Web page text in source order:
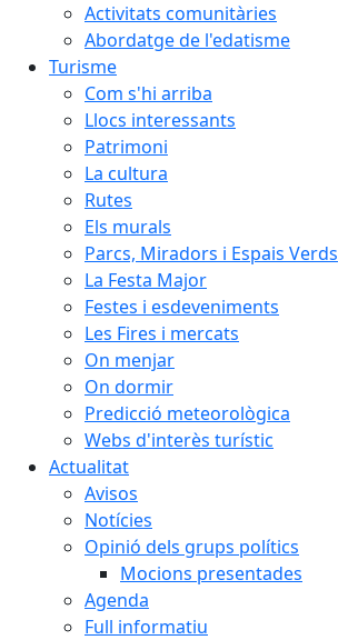
Activitats comunitàries
Abordatge de l'edatisme
Turisme
Com s'hi arriba
Llocs interessants
Patrimoni
La cultura
Rutes
Els murals
Parcs, Miradors i Espais Verds
La Festa Major
Festes i esdeveniments
Les Fires i mercats
On menjar
On dormir
Predicció meteorològica
Webs d'interès turístic
Actualitat
Avisos
Notícies
Opinió dels grups polítics
Mocions presentades
Agenda
Full informatiu